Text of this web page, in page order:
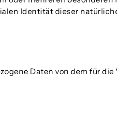
Identität dieser
Daten von dem für die